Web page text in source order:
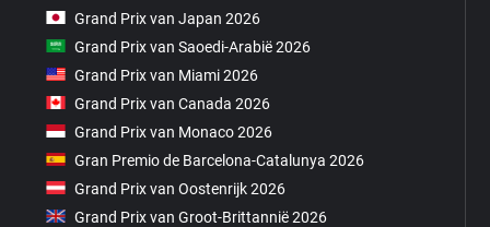
Grand Prix van Japan 2026
Grand Prix van Saoedi-Arabië 2026
Grand Prix van Miami 2026
Grand Prix van Canada 2026
Grand Prix van Monaco 2026
Gran Premio de Barcelona-Catalunya 2026
Grand Prix van Oostenrijk 2026
Grand Prix van Groot-Brittannië 2026